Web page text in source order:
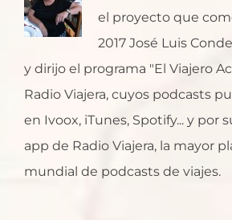
el proyecto que
2017 José Luis
y dirijo el programa "El Viajero
Radio Viajera, cuyos podcasts
en Ivoox, iTunes, Spotify... y por
app de Radio Viajera, la mayor
mundial de podcasts de viajes.